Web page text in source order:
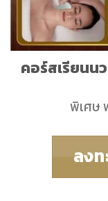
คอร์สเรียนน
พิเศษ
ลงท